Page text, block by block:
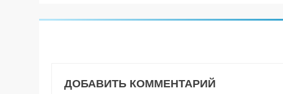
ДОБАВИТЬ КОММЕНТАРИЙ